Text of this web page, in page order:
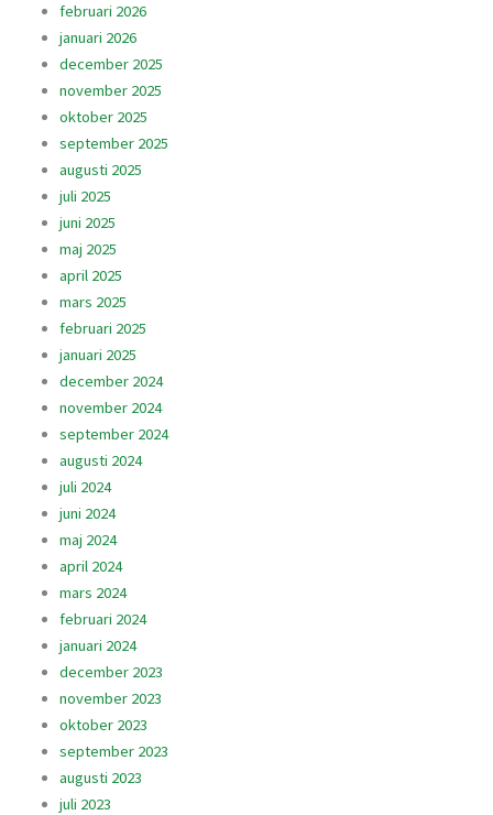
februari 2026
januari 2026
december 2025
november 2025
oktober 2025
september 2025
augusti 2025
juli 2025
juni 2025
maj 2025
april 2025
mars 2025
februari 2025
januari 2025
december 2024
november 2024
september 2024
augusti 2024
juli 2024
juni 2024
maj 2024
april 2024
mars 2024
februari 2024
januari 2024
december 2023
november 2023
oktober 2023
september 2023
augusti 2023
juli 2023